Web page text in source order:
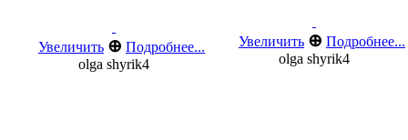
Увеличить ⊕ Подробнее...
olga shyrik4
Увеличить ⊕ Подробнее...
olga shyrik4